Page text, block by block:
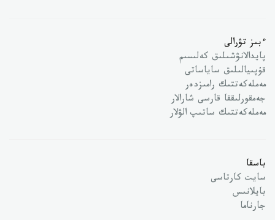
ءبىز تۋرالى
پايدالانۋشىلىق كەلىسىم
قۇپىيالىلىق ساياساتى
مەملەكەتتىك رامىزدەر
جەمقورلىققا قارسى شارالار
مەملەكەتتىك ساتىپ الۋلار
باسقا
سايت كارتاسى
بايلانىس
جارناما